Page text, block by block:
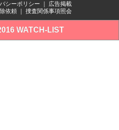
シーポリシー
広告掲載
依頼 捜査関係事項照会
WATCH-LIST